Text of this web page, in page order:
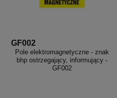
GF002
Pole elektromagnetyczne - znak
bhp ostrzegający, informujący -
GF002